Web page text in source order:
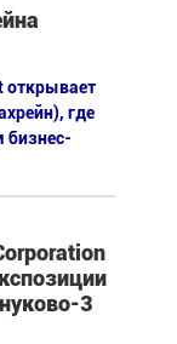
открывает
где
бизнес-
3